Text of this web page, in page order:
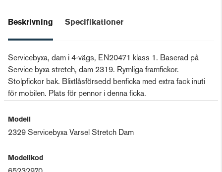
Beskrivning Specifikationer
Servicebyxa, dam i 4-vägs, EN20471 klass 1. Baserad på
Service byxa stretch, dam 2319. Rymliga framfickor.
Stolpfickor bak. Blixtlåsförsedd benficka med extra fack inuti
för mobilen. Plats för pennor i denna ficka.
Modell
2329 Servicebyxa Varsel Stretch Dam
Modellkod